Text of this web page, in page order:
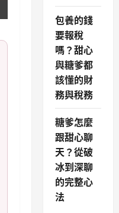
包養的錢
要報稅
嗎？甜心
與糖爹都
該懂的財
務與稅務
糖爹怎麼
跟甜心聊
天？從破
冰到深聊
的完整心
法